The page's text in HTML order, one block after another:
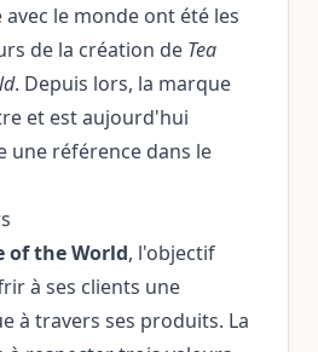
le monde ont été les
de la création de Tea
. Depuis lors, la marque
et est aujourd'hui
une référence dans le
of the World, l'objectif
à ses clients une
à travers ses produits. La